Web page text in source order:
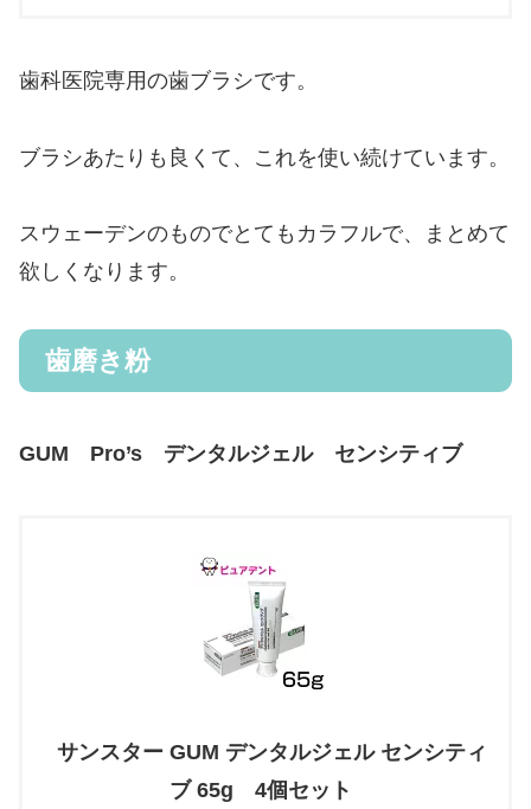
歯科医院専用の歯ブラシです。
ブラシあたりも良くて、これを使い続けています。
スウェーデンのものでとてもカラフルで、まとめて
欲しくなります。
歯磨き粉
GUM Pro’s デンタルジェル センシティブ
サンスター GUM デンタルジェル センシティ
ブ 65g 4個セット